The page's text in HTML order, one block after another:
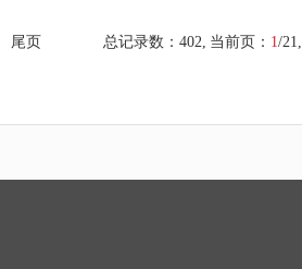
尾页 总记录数：402, 当前页： 1/21,